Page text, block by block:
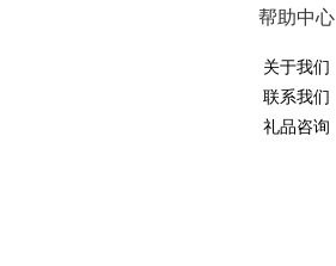
帮助中心
关于我们
联系我们
礼品咨询